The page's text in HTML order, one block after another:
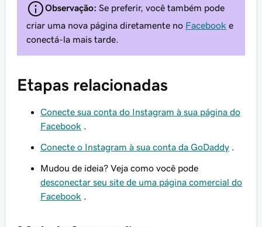
Observação: Se preferir, você também pode
criar uma nova página diretamente no Facebook e
conectá-la mais tarde.
Etapas relacionadas
Conecte sua conta do Instagram à sua página do
Facebook .
Conecte o Instagram à sua conta da GoDaddy .
Mudou de ideia? Veja como você pode
desconectar seu site de uma página comercial do
Facebook .